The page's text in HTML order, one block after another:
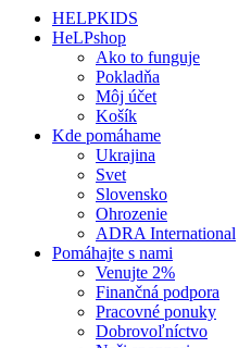
HELPKIDS
HeLPshop
Ako to funguje
Pokladňa
Môj účet
Košík
Kde pomáhame
Ukrajina
Svet
Slovensko
Ohrozenie
ADRA International
Pomáhajte s nami
Venujte 2%
Finančná podpora
Pracovné ponuky
Dobrovoľníctvo